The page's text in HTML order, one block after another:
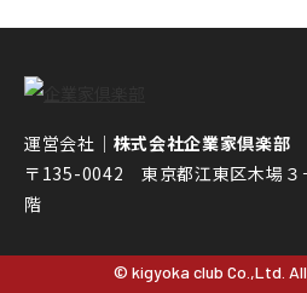
運営会社｜ 株式会社企業家倶楽部
〒135-0042 東京都江東区木場３
階
© kigyoka club Co.,Ltd.